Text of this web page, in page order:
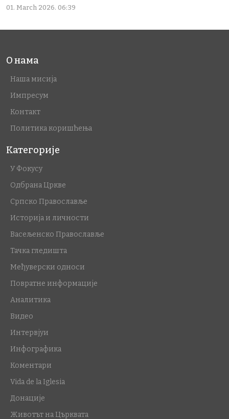
01. March 2026. 06:39
О нама
Наша мисија
Импресум
Контакт
Политика коришћења
Категорије
У Фокусу
Одбрана Цркве
Српско Православље
Историја и личности
Васељенско Православље
Тачка гледишта
Међуверски односи
Повратне информације
Аналитика
Видео
Интервјуи
Инфографика
Коментари
Vida de la Iglesia
Донације
Животът на Църквата